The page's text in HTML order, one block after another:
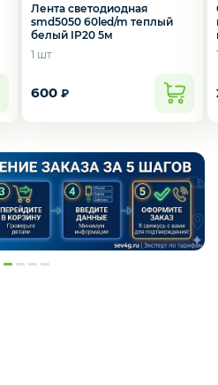
Лента светодиодная
smd5050 60led/m теплый
белый IP20 5м
1 шт
600 ₽